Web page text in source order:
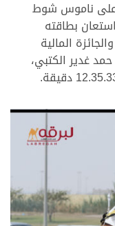
على ناموس شوط
بطاقته
المالية
حمد غدير الكتبي،